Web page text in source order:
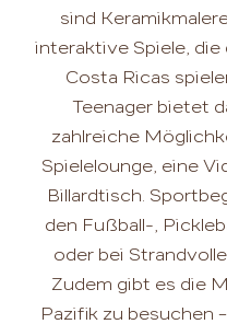
sind
interaktive Spiele,
Costa Ricas
Teenager bietet
zahlreiche
Spielelounge, eine
Billardtisch.
den Fußball-,
oder bei
Zudem gibt es die
Pazifik zu besuchen